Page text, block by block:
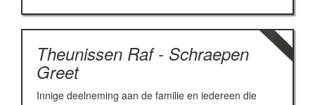
Theunissen Raf - Schraepen
Greet
Innige deelneming aan de familie en iedereen die